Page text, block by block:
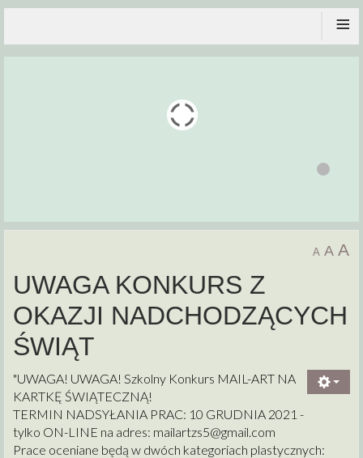
≡
A A A
UWAGA KONKURS Z
OKAZJI NADCHODZĄCYCH
ŚWIĄT
"UWAGA! UWAGA! Szkolny Konkurs MAIL-ART NA
KARTKĘ ŚWIĄTECZNĄ!
TERMIN NADSYŁANIA PRAC: 10 GRUDNIA 2021 -
tylko ON-LINE na adres: mailartzs5@gmail.com
Prace oceniane będą w dwóch kategoriach plastycznych: